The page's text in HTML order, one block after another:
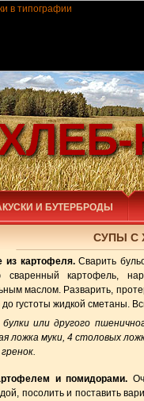
И БУТЕРБРОДЫ
СУПЫ С
из картофеля.Сварить
сваренный картофель,
маслом. Разварить,
густоты жидкой сметаны.
или другого
ложка муки, 4 столовых
и помидорами.
посолить и поставить